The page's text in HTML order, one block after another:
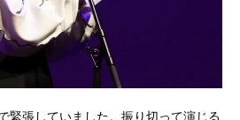
緊張していました。振り切って演じる